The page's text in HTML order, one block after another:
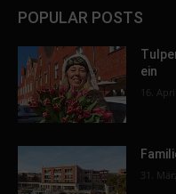
POPULAR POSTS
ein
16.
31.